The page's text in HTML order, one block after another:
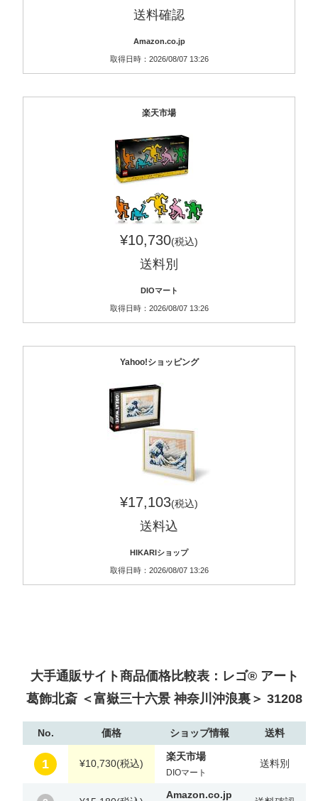
送料確認
Amazon.co.jp
取得日時：2026/08/07 13:26
楽天市場
¥10,730(税込)
送料別
DIOマート
取得日時：2026/08/07 13:26
Yahoo!ショッピング
¥17,103(税込)
送料込
HIKARIショップ
取得日時：2026/08/07 13:26
大手通販サイト商品価格比較表：レゴ® アート
葛飾北斎 ＜富嶽三十六景 神奈川沖浪裏＞ 31208
No. 価格 ショップ情報 送料
1 ¥10,730(税込)
楽天市場
DIOマート
送料別
Amazon.co.jp